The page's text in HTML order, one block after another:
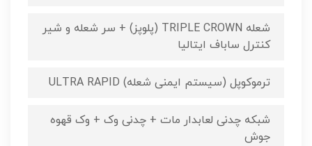
شعله TRIPLE CROWN (پلوپز) + سر شعله و شیر
کنترل ساباف ایتالیا
ترموکوپل (سیستم ایمنی شعله) ULTRA RAPID
شبکه چدنی لعابدار مات + چدنی وک + وک قهوه
جوش